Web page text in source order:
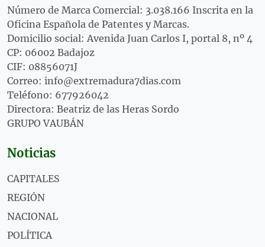
Número de Marca Comercial: 3.038.166 Inscrita en la
Oficina Española de Patentes y Marcas.
Domicilio social: Avenida Juan Carlos I, portal 8, nº 4
CP: 06002 Badajoz
CIF: 08856071J
Correo: info@extremadura7dias.com
Teléfono: 677926042
Directora: Beatriz de las Heras Sordo
GRUPO VAUBÁN
Noticias
CAPITALES
REGIÓN
NACIONAL
POLÍTICA